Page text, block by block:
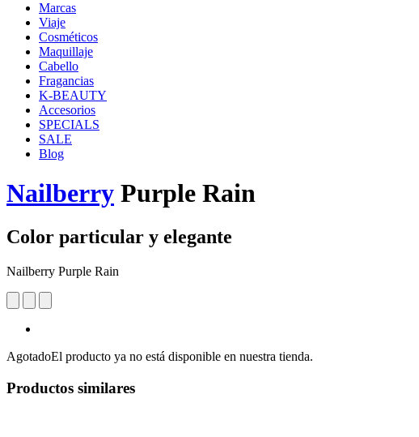
Marcas
Viaje
Cosméticos
Maquillaje
Cabello
Fragancias
K-BEAUTY
Accesorios
SPECIALS
SALE
Blog
Nailberry Purple Rain
Color particular y elegante
Nailberry Purple Rain
AgotadoEl producto ya no está disponible en nuestra tienda.
Productos similares